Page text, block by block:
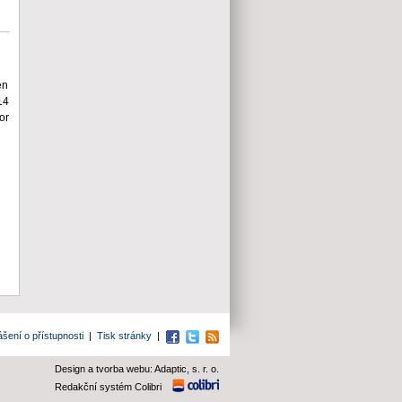
o přístupnosti | Tisk stránky | Facebook
TwitterRSS
Design a tvorba webu: Adaptic, s. r. o.
Redakční systém Colibri